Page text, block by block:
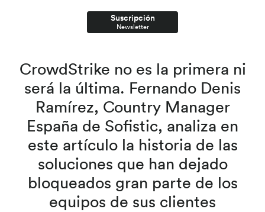
Suscripción
Newsletter
CrowdStrike no es la primera ni
será la última. Fernando Denis
Ramírez, Country Manager
España de Sofistic, analiza en
este artículo la historia de las
soluciones que han dejado
bloqueados gran parte de los
equipos de sus clientes